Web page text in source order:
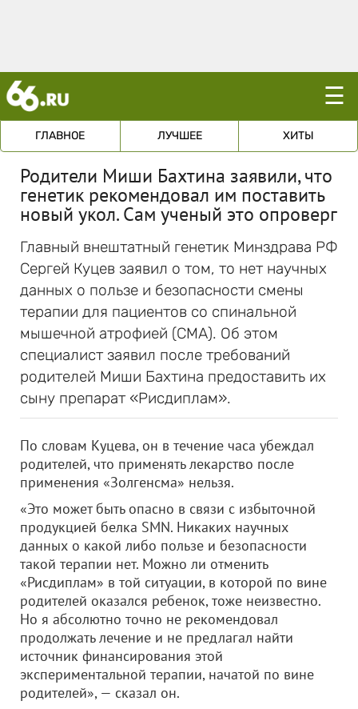
☰
ГЛАВНОЕ ЛУЧШЕЕ ХИТЫ
Родители Миши Бахтина заявили, что
генетик рекомендовал им поставить
новый укол. Сам ученый это опроверг
Главный внештатный генетик Минздрава РФ
Сергей Куцев заявил о том, то нет научных
данных о пользе и безопасности смены
терапии для пациентов со спинальной
мышечной атрофией (СМА). Об этом
специалист заявил после требований
родителей Миши Бахтина предоставить их
сыну препарат «Рисдиплам».
По словам Куцева, он в течение часа убеждал
родителей, что применять лекарство после
применения «Золгенсма» нельзя.
«Это может быть опасно в связи с избыточной
продукцией белка SMN. Никаких научных
данных о какой либо пользе и безопасности
такой терапии нет. Можно ли отменить
«Рисдиплам» в той ситуации, в которой по вине
родителей оказался ребенок, тоже неизвестно.
Но я абсолютно точно не рекомендовал
продолжать лечение и не предлагал найти
источник финансирования этой
экспериментальной терапии, начатой по вине
родителей», — сказал он.